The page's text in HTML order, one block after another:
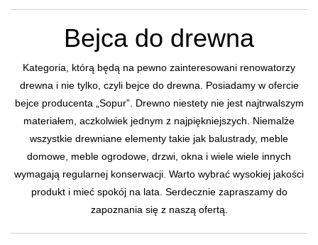
Bejca do drewna
Kategoria, którą będą na pewno zainteresowani renowatorzy
drewna i nie tylko, czyli bejce do drewna. Posiadamy w ofercie
bejce producenta „Sopur”. Drewno niestety nie jest najtrwalszym
materiałem, aczkolwiek jednym z najpiękniejszych. Niemalże
wszystkie drewniane elementy takie jak balustrady, meble
domowe, meble ogrodowe, drzwi, okna i wiele wiele innych
wymagają regularnej konserwacji. Warto wybrać wysokiej jakości
produkt i mieć spokój na lata. Serdecznie zapraszamy do
zapoznania się z naszą ofertą.